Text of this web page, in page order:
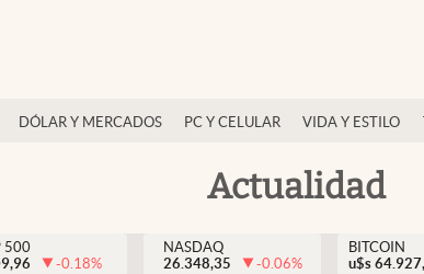
DÓLAR Y MERCADOS PC Y CELULAR VIDA Y ESTILO
Actualidad
500
-0.18%
NASDAQ
26.348,35
-0.06%
BITCOIN
u$s